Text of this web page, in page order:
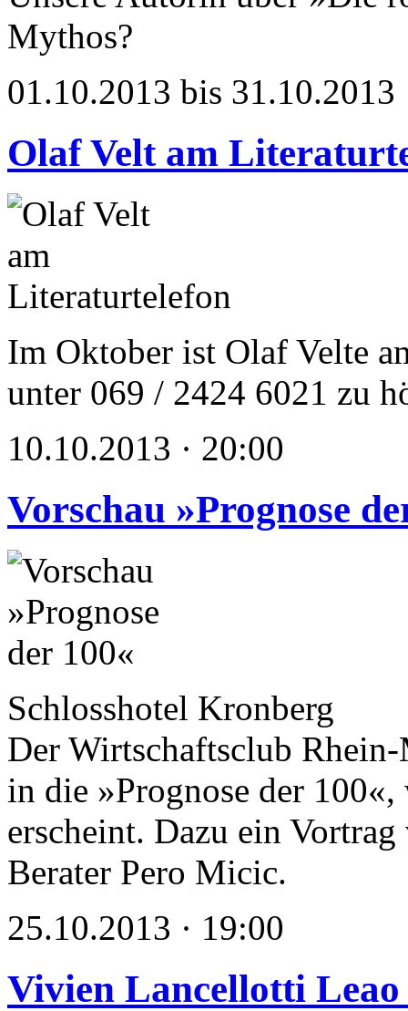
Mythos?
01.10.2013 bis 31.10.2013
Olaf Velt am
Im Oktober ist Olaf Velte
unter 069 / 2424 6021 zu
10.10.2013 · 20:00
Vorschau »Prognose
Schlosshotel Kronberg
Der Wirtschaftsclub
in die »Prognose der
erscheint. Dazu ein
Berater Pero Micic.
25.10.2013 · 19:00
Vivien Lancellotti Leao